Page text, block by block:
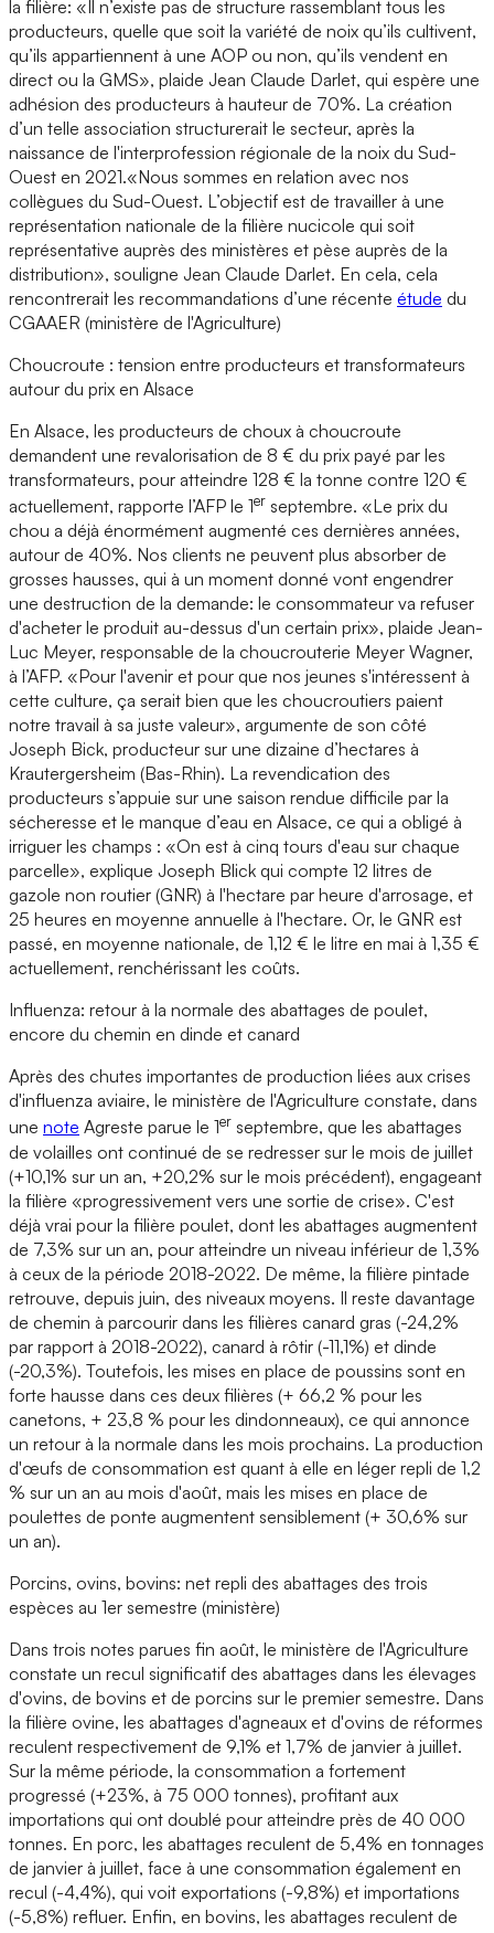
la filière: «Il n’existe pas de structure rassemblant tous les
producteurs, quelle que soit la variété de noix qu’ils cultivent,
qu’ils appartiennent à une AOP ou non, qu’ils vendent en
direct ou la GMS», plaide Jean Claude Darlet, qui espère une
adhésion des producteurs à hauteur de 70%. La création
d’un telle association structurerait le secteur, après la
naissance de l'interprofession régionale de la noix du Sud-
Ouest en 2021.«Nous sommes en relation avec nos
collègues du Sud-Ouest. L’objectif est de travailler à une
représentation nationale de la filière nucicole qui soit
représentative auprès des ministères et pèse auprès de la
distribution», souligne Jean Claude Darlet. En cela, cela
rencontrerait les recommandations d’une récente étude du
CGAAER (ministère de l'Agriculture)
Choucroute : tension entre producteurs et transformateurs
autour du prix en Alsace
En Alsace, les producteurs de choux à choucroute
demandent une revalorisation de 8 € du prix payé par les
transformateurs, pour atteindre 128 € la tonne contre 120 €
actuellement, rapporte l’AFP le 1er septembre. «Le prix du
chou a déjà énormément augmenté ces dernières années,
autour de 40%. Nos clients ne peuvent plus absorber de
grosses hausses, qui à un moment donné vont engendrer
une destruction de la demande: le consommateur va refuser
d'acheter le produit au-dessus d'un certain prix», plaide Jean-
Luc Meyer, responsable de la choucrouterie Meyer Wagner,
à l’AFP. «Pour l'avenir et pour que nos jeunes s'intéressent à
cette culture, ça serait bien que les choucroutiers paient
notre travail à sa juste valeur», argumente de son côté
Joseph Bick, producteur sur une dizaine d’hectares à
Krautergersheim (Bas-Rhin). La revendication des
producteurs s’appuie sur une saison rendue difficile par la
sécheresse et le manque d’eau en Alsace, ce qui a obligé à
irriguer les champs : «On est à cinq tours d'eau sur chaque
parcelle», explique Joseph Blick qui compte 12 litres de
gazole non routier (GNR) à l'hectare par heure d'arrosage, et
25 heures en moyenne annuelle à l'hectare. Or, le GNR est
passé, en moyenne nationale, de 1,12 € le litre en mai à 1,35 €
actuellement, renchérissant les coûts.
Influenza: retour à la normale des abattages de poulet,
encore du chemin en dinde et canard
Après des chutes importantes de production liées aux crises
d'influenza aviaire, le ministère de l'Agriculture constate, dans
une note Agreste parue le 1er septembre, que les abattages
de volailles ont continué de se redresser sur le mois de juillet
(+10,1% sur un an, +20,2% sur le mois précédent), engageant
la filière «progressivement vers une sortie de crise». C'est
déjà vrai pour la filière poulet, dont les abattages augmentent
de 7,3% sur un an, pour atteindre un niveau inférieur de 1,3%
à ceux de la période 2018-2022. De même, la filière pintade
retrouve, depuis juin, des niveaux moyens. Il reste davantage
de chemin à parcourir dans les filières canard gras (-24,2%
par rapport à 2018-2022), canard à rôtir (-11,1%) et dinde
(-20,3%). Toutefois, les mises en place de poussins sont en
forte hausse dans ces deux filières (+ 66,2 % pour les
canetons, + 23,8 % pour les dindonneaux), ce qui annonce
un retour à la normale dans les mois prochains. La production
d'œufs de consommation est quant à elle en léger repli de 1,2
% sur un an au mois d'août, mais les mises en place de
poulettes de ponte augmentent sensiblement (+ 30,6% sur
un an).
Porcins, ovins, bovins: net repli des abattages des trois
espèces au 1er semestre (ministère)
Dans trois notes parues fin août, le ministère de l'Agriculture
constate un recul significatif des abattages dans les élevages
d'ovins, de bovins et de porcins sur le premier semestre. Dans
la filière ovine, les abattages d'agneaux et d'ovins de réformes
reculent respectivement de 9,1% et 1,7% de janvier à juillet.
Sur la même période, la consommation a fortement
progressé (+23%, à 75 000 tonnes), profitant aux
importations qui ont doublé pour atteindre près de 40 000
tonnes. En porc, les abattages reculent de 5,4% en tonnages
de janvier à juillet, face à une consommation également en
recul (-4,4%), qui voit exportations (-9,8%) et importations
(-5,8%) refluer. Enfin, en bovins, les abattages reculent de